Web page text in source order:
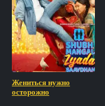
Жениться нужно
осторожно